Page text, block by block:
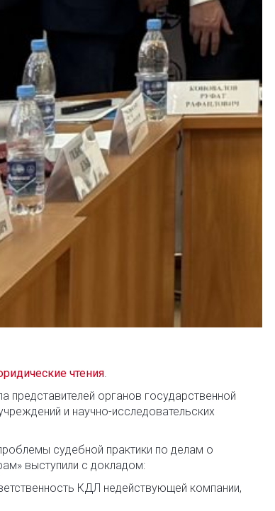
чтения.
органов государственной
и научно-исследовательских
судебной практики по делам о
выступили с докладом:
КДЛ недействующей компании,